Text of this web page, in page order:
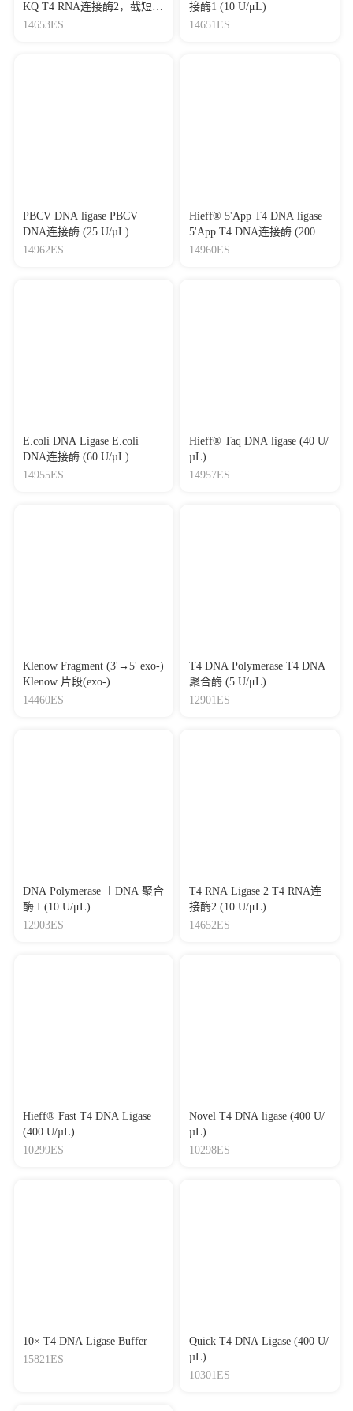
KQ T4 RNA连接酶2，截短型
KQ (200 U/μL)
14653ES
接酶1 (10 U/μL)
14651ES
PBCV DNA ligase PBCV
DNA连接酶 (25 U/µL)
14962ES
Hieff® 5'App T4 DNA ligase
5'App T4 DNA连接酶 (2000
U/µL)
14960ES
E.coli DNA Ligase E.coli
DNA连接酶 (60 U/µL)
14955ES
Hieff® Taq DNA ligase (40 U/
µL)
14957ES
Klenow Fragment (3'→5' exo-)
Klenow 片段(exo-)
14460ES
T4 DNA Polymerase T4 DNA
聚合酶 (5 U/μL)
12901ES
DNA Polymerase ⅠDNA 聚合
酶 I (10 U/μL)
12903ES
T4 RNA Ligase 2 T4 RNA连
接酶2 (10 U/μL)
14652ES
Hieff® Fast T4 DNA Ligase
(400 U/µL)
10299ES
Novel T4 DNA ligase (400 U/
µL)
10298ES
10× T4 DNA Ligase Buffer
15821ES
Quick T4 DNA Ligase (400 U/
µL)
10301ES